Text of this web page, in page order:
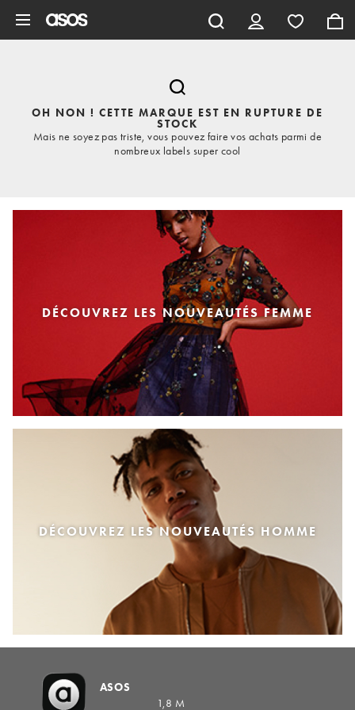
OH NON ! CETTE MARQUE EST EN RUPTURE DE
STOCK
Mais ne soyez pas triste, vous pouvez faire vos achats parmi de
nombreux labels super cool
DÉCOUVREZ LES NOUVEAUTÉS FEMME
DÉCOUVREZ LES NOUVEAUTÉS HOMME
ASOS
1,8 M